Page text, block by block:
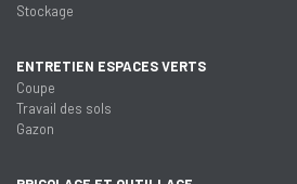
Stockage
ENTRETIEN ESPACES VERTS
Coupe
Travail des sols
Gazon